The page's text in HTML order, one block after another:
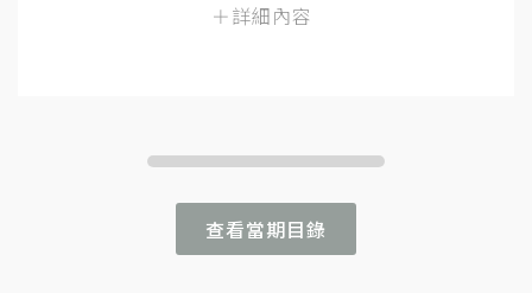
＋詳細內容
查看當期目錄